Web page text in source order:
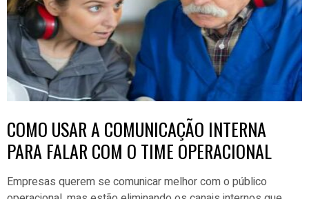
COMO USAR A COMUNICAÇÃO INTERNA
PARA FALAR COM O TIME OPERACIONAL
Empresas querem se comunicar melhor com o público